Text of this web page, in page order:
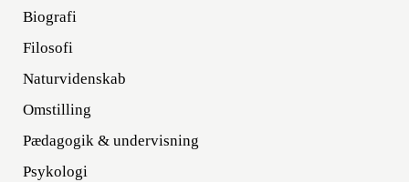
Biografi
Filosofi
Naturvidenskab
Omstilling
Pædagogik & undervisning
Psykologi